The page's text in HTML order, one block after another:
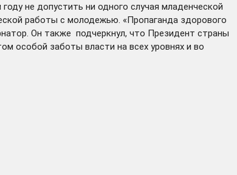
не допустить ни одного случая младенческой
работы с молодежью. «Пропаганда здорового
Он также подчеркнул, что Президент страны
особой заботы власти на всех уровнях и во